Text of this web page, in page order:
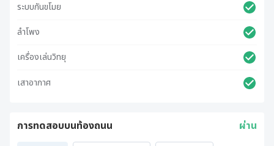
ระบบกันขโมย
ลำโพง
เครื่องเล่นวิทยุ
เสาอากาศ
การทดสอบบนท้องถนน ผ่าน